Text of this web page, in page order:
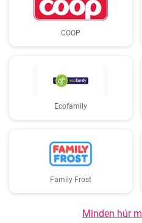
COOP
Ecofamily
Family Frost
Minden húr